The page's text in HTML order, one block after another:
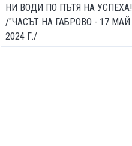
НИ ВОДИ ПО ПЪТЯ НА УСПЕХА!
/"ЧАСЪТ НА ГАБРОВО - 17 МАЙ
2024 Г./